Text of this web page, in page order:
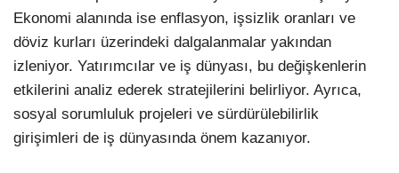
Ekonomi alanında ise enflasyon, işsizlik oranları ve
döviz kurları üzerindeki dalgalanmalar yakından
izleniyor. Yatırımcılar ve iş dünyası, bu değişkenlerin
etkilerini analiz ederek stratejilerini belirliyor. Ayrıca,
sosyal sorumluluk projeleri ve sürdürülebilirlik
girişimleri de iş dünyasında önem kazanıyor.